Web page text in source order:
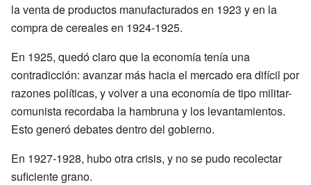
la venta de productos manufacturados en 1923 y en la
compra de cereales en 1924-1925.
En 1925, quedó claro que la economía tenía una
contradicción: avanzar más hacia el mercado era difícil por
razones políticas, y volver a una economía de tipo militar-
comunista recordaba la hambruna y los levantamientos.
Esto generó debates dentro del gobierno.
En 1927-1928, hubo otra crisis, y no se pudo recolectar
suficiente grano.